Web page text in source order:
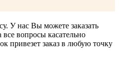
У нас Вы можете заказать
вопросы касательно
привезет заказ в любую точку